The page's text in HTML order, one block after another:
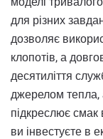
для різних
дозволяє
клопотів, а
десятиліття
джерелом тепла,
підкреслює смак
ви інвестуєте в